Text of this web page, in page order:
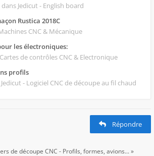
dans Jedicut - English board
Rustica 2018C
CNC & Mécanique
les électroniques:
de contrôles CNC & Electronique
profils
- Logiciel CNC de découpe au fil chaud
Répondre
de découpe CNC - Profils, formes, avions... »